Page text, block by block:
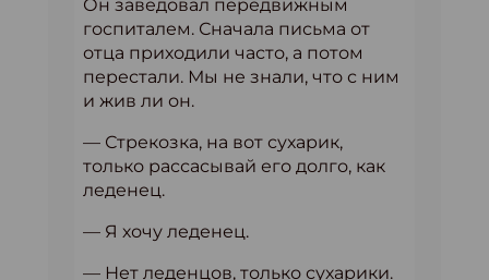
Он заведовал передвижным
госпиталем. Сначала письма от
отца приходили часто, а потом
перестали. Мы не знали, что с ним
и жив ли он.
— Стрекозка, на вот сухарик,
только рассасывай его долго, как
леденец.
— Я хочу леденец.
— Нет леденцов, только сухарики.